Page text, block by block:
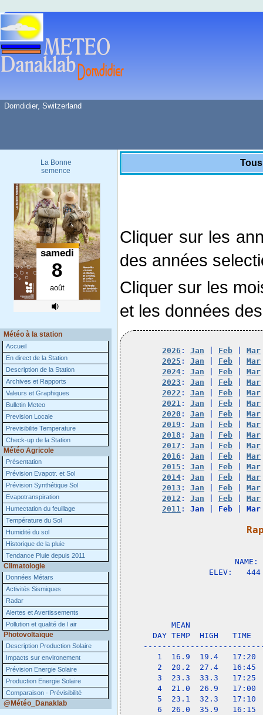
Domdidier, Switzerland
La Bonne
semence
Météo à la station
Accueil
En direct de la Station
Description de la Station
Archives et Rapports
Valeurs et Graphiques
Bulletin Meteo
Prevision Locale
Previsibilite Temperature
Check-up de la Station
Météo Agricole
Présentation
Prévision Evapotr. et Sol
Prévision Synthétique Sol
Evapotranspiration
Humectation du feuillage
Température du Sol
Humidité du sol
Historique de la pluie
Tendance Pluie depuis 2011
Climatologie
Données Métars
Activités Sismiques
Radar
Alertes et Avertissements
Pollution et qualité de l air
Photovoltaïque
Description Production Solaire
Impacts sur environement
Prévision Energie Solaire
Production Energie Solaire
Comparaison - Prévisibilité
@Météo_Danaklab
Cliquer sur les
des années
Cliquer sur les
et les données
2026 : Jan Feb Mar
2025 : Jan Feb Mar
2024 : Jan Feb Mar
2023 : Jan Feb Mar
2022 : Jan Feb Mar
2021 : Jan Feb Mar
2020 : Jan Feb Mar
2019 : Jan Feb Mar
2018 : Jan Feb Mar
2017 : Jan Feb Mar
2016 : Jan Feb Mar
2015 : Jan Feb Mar
2014 : Jan Feb Mar
2013 : Jan Feb Mar
2012 : Jan Feb Mar
2011 : Jan Feb Mar
ELEV:
MEAN
DAY TEMP  HIGH   TIME
1  16.9  19.4
2  20.2  27.4
3  23.3  33.3
4  21.0  26.9
5  23.1  32.3
6  26.0  35.9